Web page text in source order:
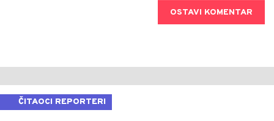
OSTAVI KOMENTAR
ČITAOCI REPORTERI